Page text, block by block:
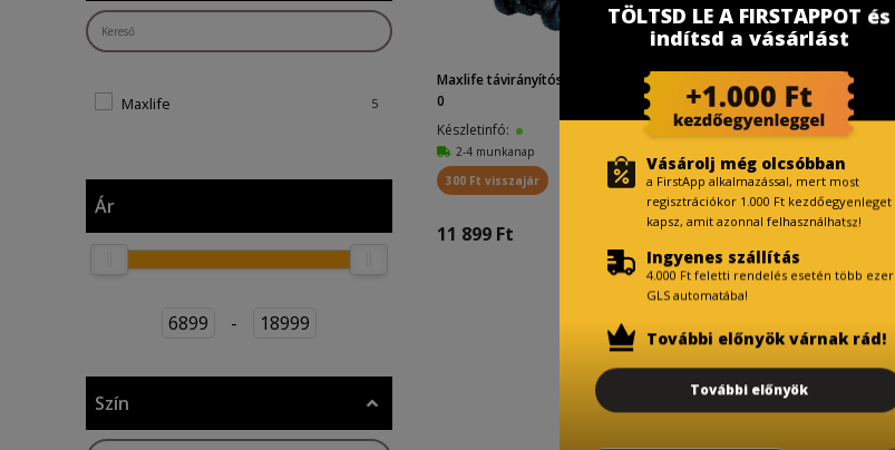
Maxlife 5
Ár
6899 - 18999
Szín
Maxlife távirányítós autó MXRC-30
0
Készletinfó:
2-4 munkanap
300 Ft visszajár
11 899 Ft
TÖLTSD LE A FIRSTAPPOT és
indítsd a vásárlást
Vásárolj még olcsóbban
a FirstApp alkalmazással, mert most
regisztrációkor 1.000 Ft kezdőegyenleget
kapsz, amit azonnal felhasználhatsz!
Ingyenes szállítás
4.000 Ft feletti rendelés esetén több ezer
GLS automatába!
További előnyök várnak rád!
További előnyök